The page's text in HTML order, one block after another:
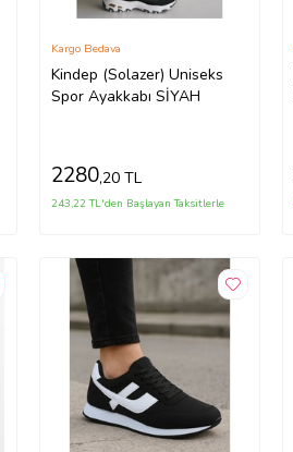
Kindep (Solazer) Uniseks
Spor Ayakkabı SİYAH
Kargo Bedava
2280,20 TL
243,22 TL'den Başlayan Taksitlerle